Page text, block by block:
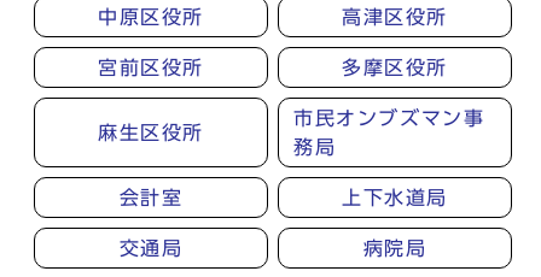
中原区役所 高津区役所
宮前区役所 多摩区役所
麻生区役所
市民オンブズマン事
務局
会計室 上下水道局
交通局 病院局